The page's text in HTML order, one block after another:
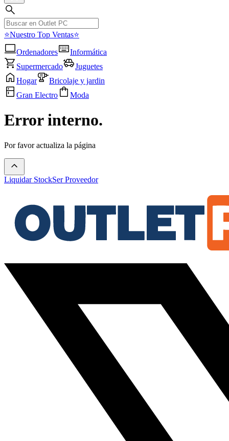
⭐Nuestro Top Ventas⭐
Ordenadores
Informática
Supermercado
Juguetes
Hogar
Bricolaje y jardin
Gran Electro
Moda
Error interno.
Por favor actualiza la página
Liquidar StockSer Proveedor